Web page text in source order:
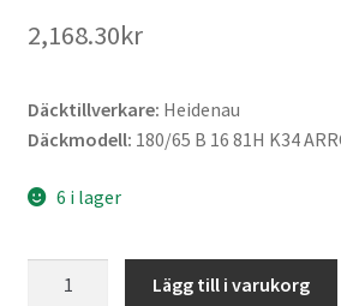
2,168.30kr
Däcktillverkare: Heidenau
Däckmodell: 180/65 B 16 81H K34
6 i lager
Lägg till i varukorg